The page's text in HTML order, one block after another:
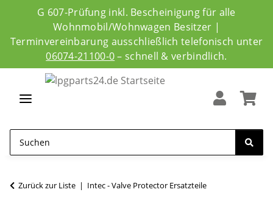
G 607-Prüfung inkl. Bescheinigung für alle
Wohnmobil/Wohnwagen Besitzer |
Terminvereinbarung ausschließlich telefonisch unter
06074-21100-0– schnell & verbindlich.
Zurück zur Liste Intec - Valve Protector Ersatzteile